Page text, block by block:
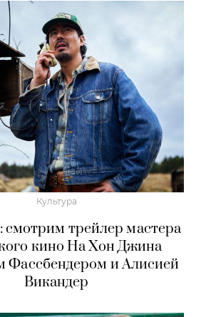
Культура
смотрим трейлер мастера
кино На Хон Джина
Фассбендером и Алисией
Викандер